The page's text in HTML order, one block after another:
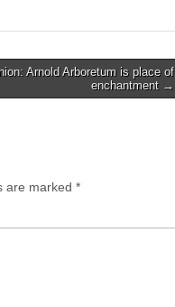
Arnold Arboretum is place of
enchantment →
are marked *